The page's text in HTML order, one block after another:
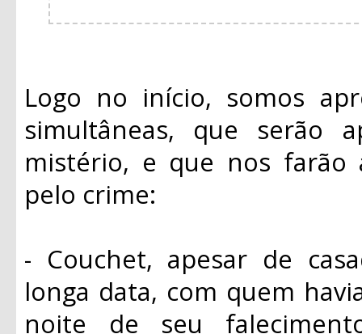
Logo no início, somos
simultâneas, que serão
mistério, e que nos farão
pelo crime:
- Couchet, apesar de
longa data, com quem
noite de seu